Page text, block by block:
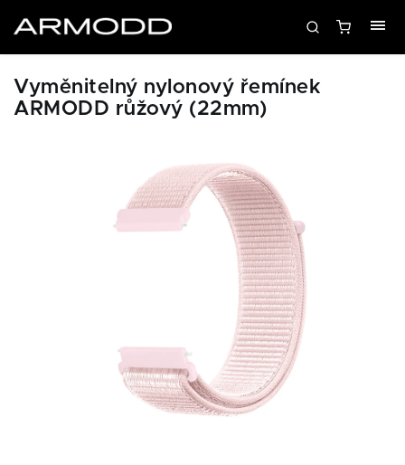
Vyměnitelný nylonový řemínek
ARMODD růžový (22mm)